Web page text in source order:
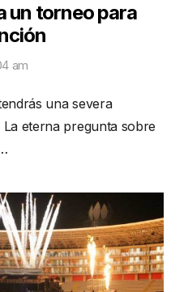
un torneo para
am
una severa
eterna pregunta sobre